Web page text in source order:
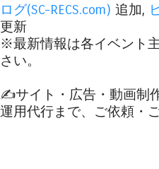
ログ(SC-RECS.com) 追加,
更新
※最新情報は各イベント
さい。
✍️サイト・広告・動画制
運用代行まで、ご依頼・